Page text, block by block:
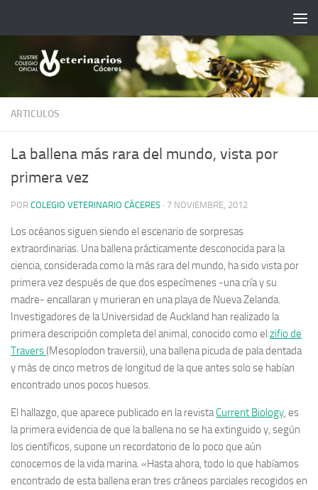
ARTICULOS
La ballena más rara del mundo, vista por
primera vez
POR COLEGIO VETERINARIO CÁCERES · 7 NOVIEMBRE, 2012
Los océanos siguen siendo el escenario de sorpresas
extraordinarias. Una ballena prácticamente desconocida para la
ciencia, considerada como la más rara del mundo, ha sido vista por
primera vez después de que dos especímenes -una cría y su
madre- encallaran y murieran en una playa de Nueva Zelanda.
Investigadores de la Universidad de Auckland han realizado la
primera descripción completa del animal, conocido como el zifio de
Travers(Mesoplodon traversii), una ballena picuda de pala dentada
y más de cinco metros de longitud de la que antes solo se habían
encontrado unos pocos huesos.
El hallazgo, que aparece publicado en la revistaCurrent Biology, es
la primera evidencia de que la ballena no se ha extinguido y, según
los científicos, supone un recordatorio de lo poco que aún
conocemos de la vida marina. «Hasta ahora, todo lo que habíamos
encontrado de esta ballena eran tres cráneos parciales recogidos en